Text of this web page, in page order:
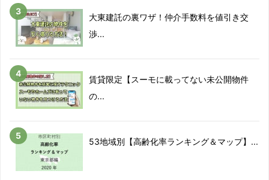
大東建託の裏ワザ！仲介手数料を値引き交
渉...
賃貸限定【スーモに載ってない未公開物件
の...
53地域別【高齢化率ランキング＆マップ】...